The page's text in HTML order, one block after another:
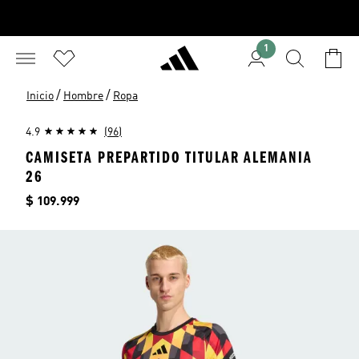
1
Inicio / Hombre / Ropa
4.9 (96)
CAMISETA PREPARTIDO TITULAR ALEMANIA
26
Precio
$ 109.999